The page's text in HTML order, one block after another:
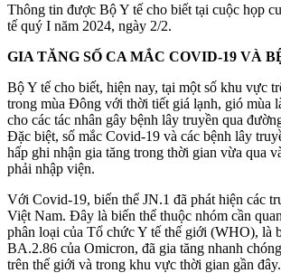
Thông tin được Bộ Y tế cho biết tại cuộc họp
tế quý I năm 2024, ngày 2/2.
GIA TĂNG SỐ CA MẮC COVID-19 VÀ
Bộ Y tế cho biết, hiện nay, tại một số khu vực
trong mùa Đông với thời tiết giá lạnh, gió mùa
cho các tác nhân gây bệnh lây truyền qua
Đặc biệt, số mắc Covid-19 và các bệnh lây
hấp ghi nhận gia tăng trong thời gian vừa qua
phải nhập viện.
Với Covid-19, biến thể JN.1 đã phát hiện các
Việt Nam. Đây là biến thể thuộc nhóm cần
phân loại của Tổ chức Y tế thế giới (WHO), là
BA.2.86 của Omicron, đã gia tăng nhanh
trên thế giới và trong khu vực thời gian gần đây.